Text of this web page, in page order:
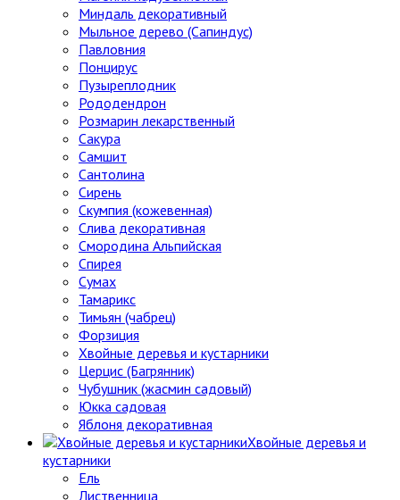
Миндаль декоративный
Мыльное дерево (Сапиндус)
Павловния
Понцирус
Пузыреплодник
Рододендрон
Розмарин лекарственный
Сакура
Самшит
Сантолина
Сирень
Скумпия (кожевенная)
Слива декоративная
Смородина Альпийская
Спирея
Сумах
Тамарикс
Тимьян (чабрец)
Форзиция
Хвойные деревья и кустарники
Церцис (Багрянник)
Чубушник (жасмин садовый)
Юкка садовая
Яблоня декоративная
Хвойные деревья и
кустарники
Ель
Лиственница